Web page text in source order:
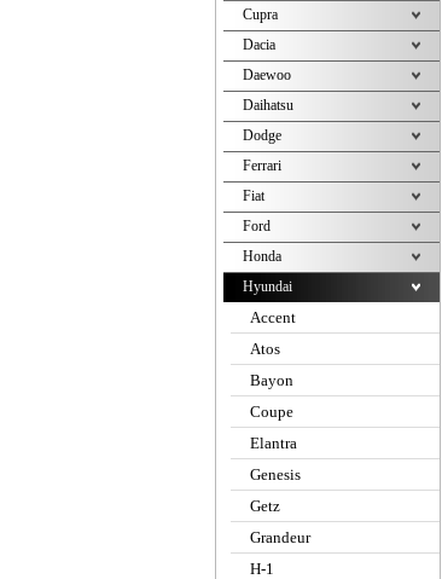
Cupra
Dacia
Daewoo
Daihatsu
Dodge
Ferrari
Fiat
Ford
Honda
Hyundai
Accent
Atos
Bayon
Coupe
Elantra
Genesis
Getz
Grandeur
H-1